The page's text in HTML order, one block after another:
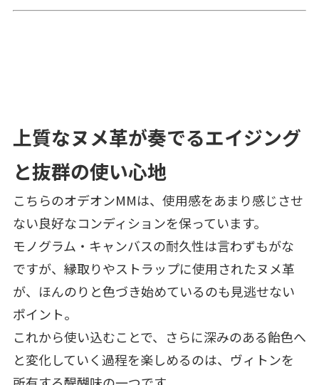
上質なヌメ革が奏でるエイジング
と抜群の使い心地
こちらのオデオンMMは、使用感をあまり感じさせ
ない良好なコンディションを保っています。
モノグラム・キャンバスの耐久性は言わずもがな
ですが、縁取りやストラップに使用されたヌメ革
が、ほんのりと色づき始めているのも見逃せない
ポイント。
これから使い込むことで、さらに深みのある飴色へ
と変化していく過程を楽しめるのは、ヴィトンを